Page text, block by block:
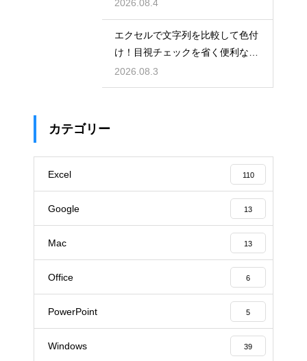
2026.08.4
エクセルで文字列を比較して色付
け！目視チェックを省く便利な関
数
2026.08.3
カテゴリー
Excel 110
Google 13
Mac 13
Office 6
PowerPoint 5
Windows 39